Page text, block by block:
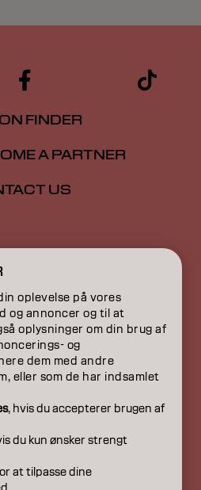
FINDER
A PARTNER
US
oplevelse på vores
og annoncer og til at
oplysninger om din brug af
og
dem med andre
eller som de har indsamlet
, hvis du accepterer brugen af
du kun ønsker strengt
at tilpasse dine